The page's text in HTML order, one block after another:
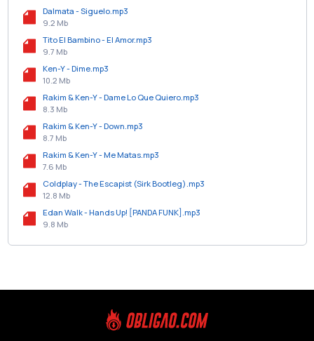
Dalmata - Siguelo.mp3
9.2 Mb
Tito El Bambino - El Amor.mp3
9.7 Mb
Ken-Y - Dime.mp3
10.2 Mb
Rakim & Ken-Y - Dame Lo Que Quiero.mp3
8.3 Mb
Rakim & Ken-Y - Down.mp3
8.7 Mb
Rakim & Ken-Y - Me Matas.mp3
7.6 Mb
Coldplay - The Escapist (Sirk Bootleg).mp3
12.8 Mb
Edan Walk - Hands Up! [PANDA FUNK].mp3
9.8 Mb